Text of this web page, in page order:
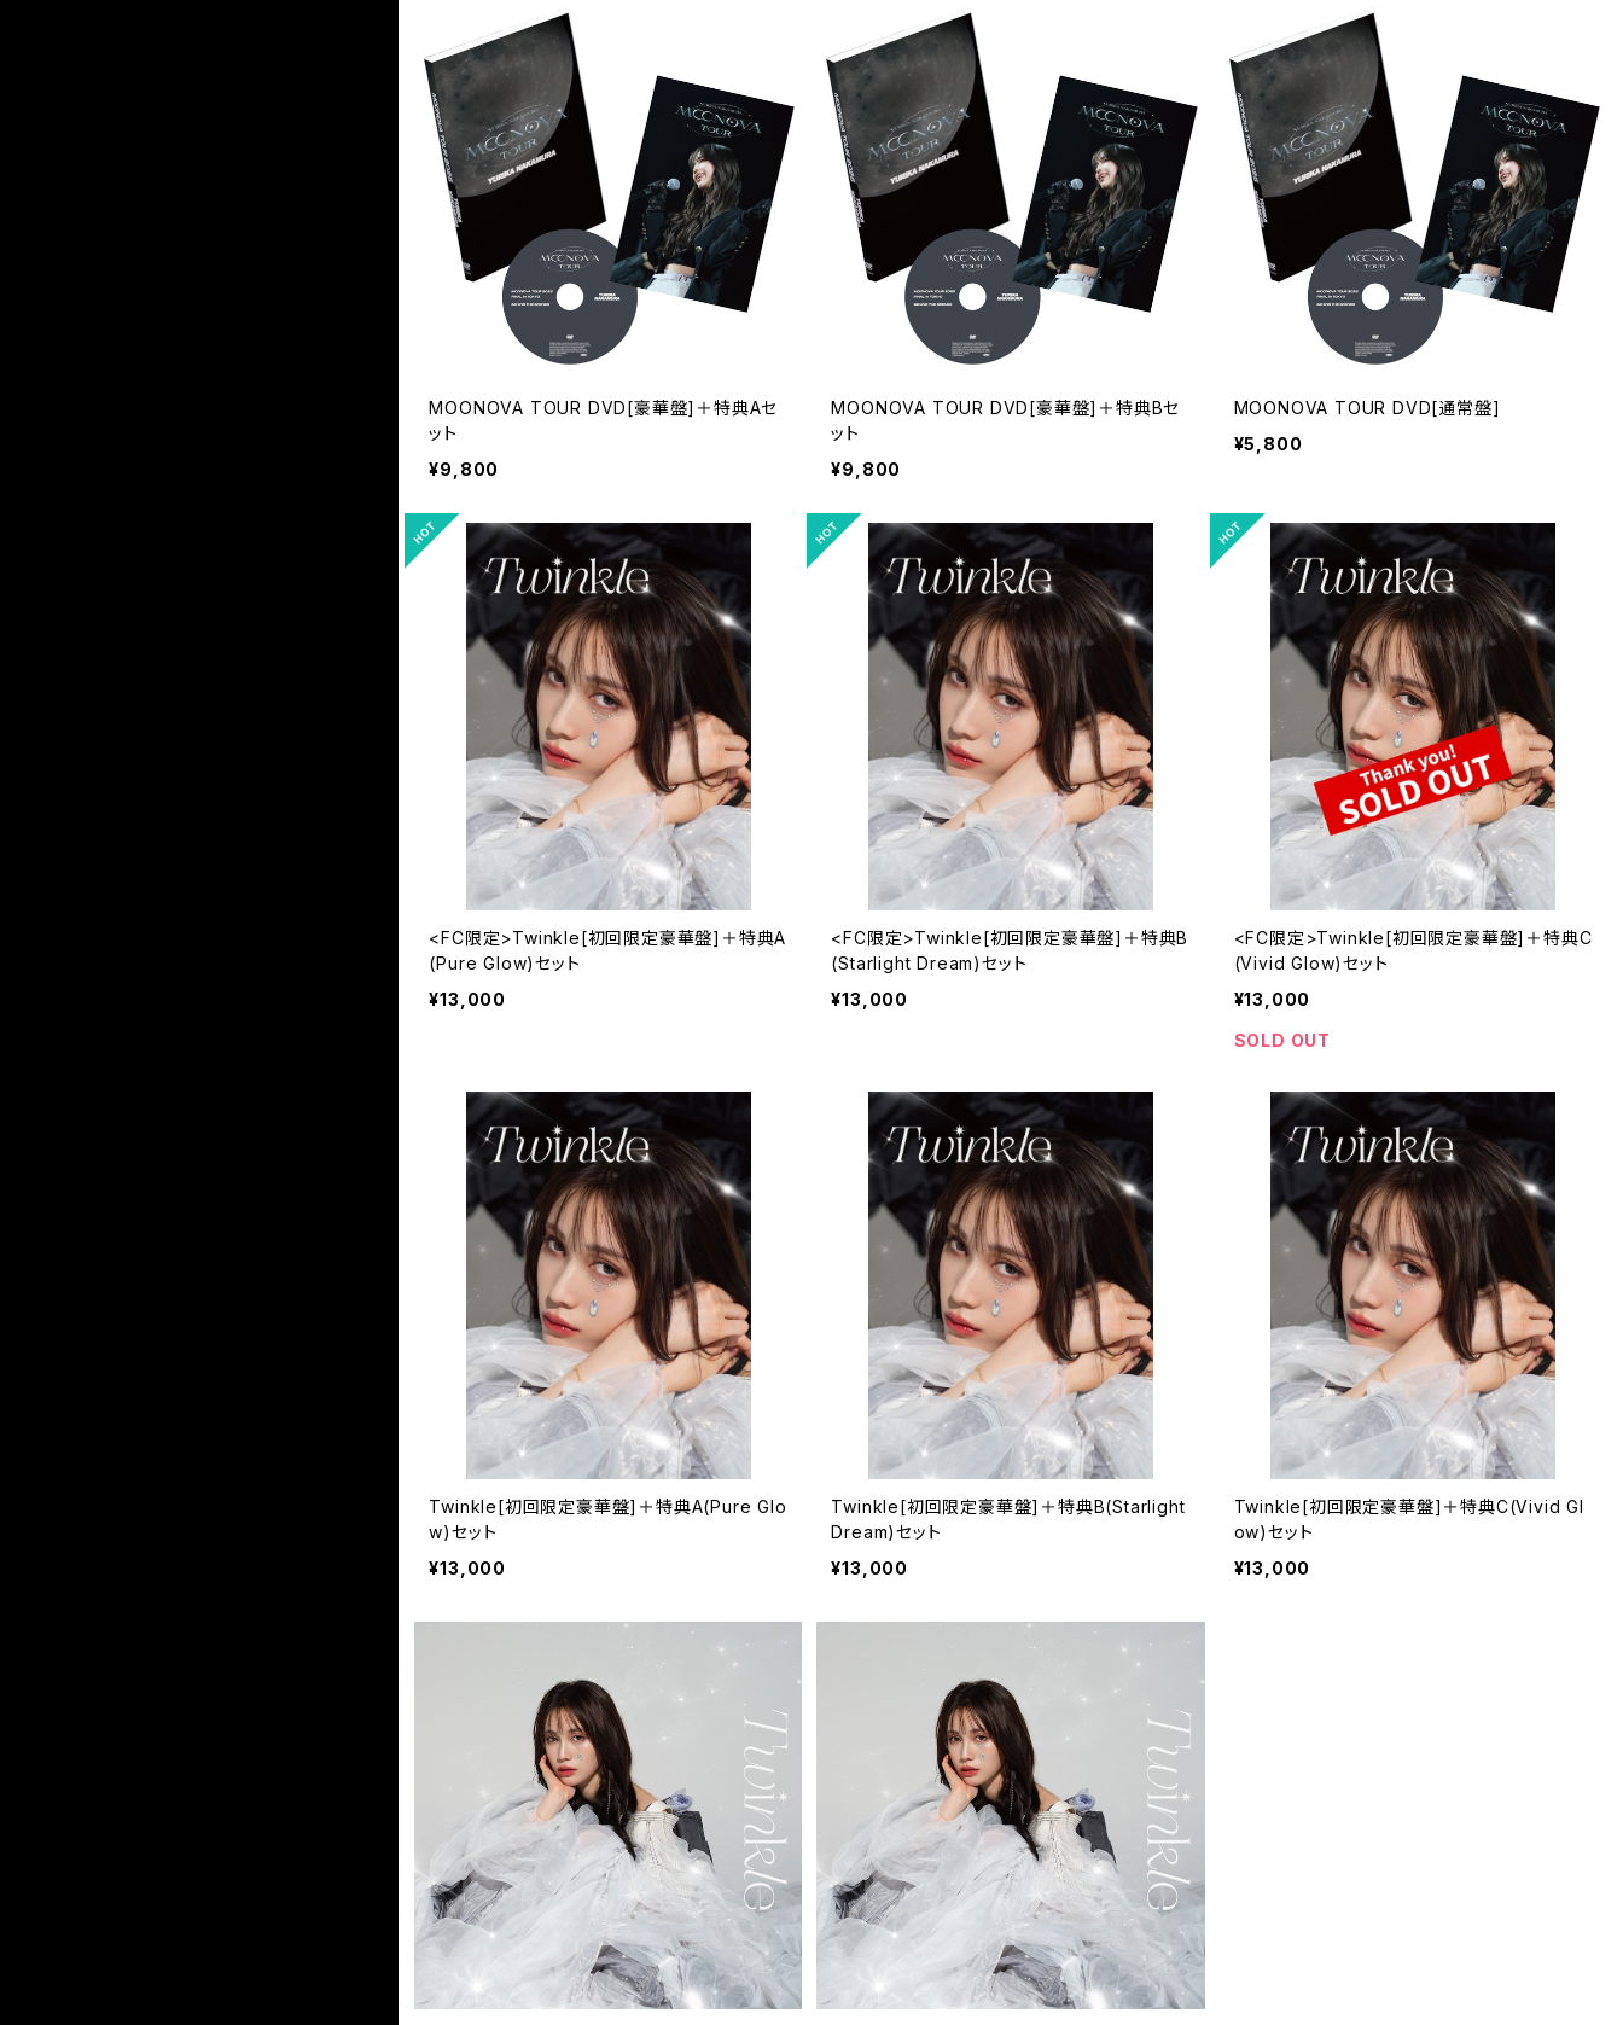
MOONOVA TOUR DVD[豪華盤]＋特典Aセ
ット
¥9,800
MOONOVA TOUR DVD[豪華盤]＋特典Bセ
ット
¥9,800
MOONOVA TOUR DVD[通常盤]
¥5,800
<FC限定>Twinkle[初回限定豪華盤]＋特典A
(Pure Glow)セット
¥13,000
<FC限定>Twinkle[初回限定豪華盤]＋特典B
(Starlight Dream)セット
¥13,000
<FC限定>Twinkle[初回限定豪華盤]＋特典C
(Vivid Glow)セット
¥13,000
SOLD OUT
Twinkle[初回限定豪華盤]＋特典A(Pure Glo
w)セット
¥13,000
Twinkle[初回限定豪華盤]＋特典B(Starlight
Dream)セット
¥13,000
Twinkle[初回限定豪華盤]＋特典C(Vivid Gl
ow)セット
¥13,000